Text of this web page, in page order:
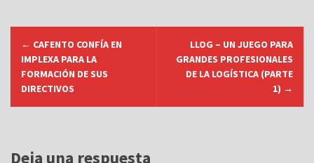
g
c
← CAFENTO CONFÍA EN
IMPLEXA PARA LA
FORMACIÓN DE SUS
DIRECTIVOS
LLOG – UN JUEGO PARA
GRANDES PROFESIONALES
DE LA LOGÍSTICA (PARTE
1) →
Deja una respuesta